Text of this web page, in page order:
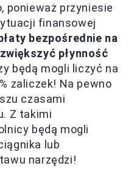
ponieważ przyniesie
finansowej
bezpośrednie na
płynność
będą mogli liczyć na
zaliczek! Na pewno
czasami
Z takimi
będą mogli
lub
narzędzi!